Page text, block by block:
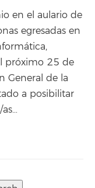
en el aulario de
egresadas en
próximo 25 de
General de la
a posibilitar